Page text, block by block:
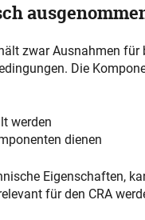
zwar Ausnahmen
Die
werden
dienen
Eigenschaften,
für den CRA